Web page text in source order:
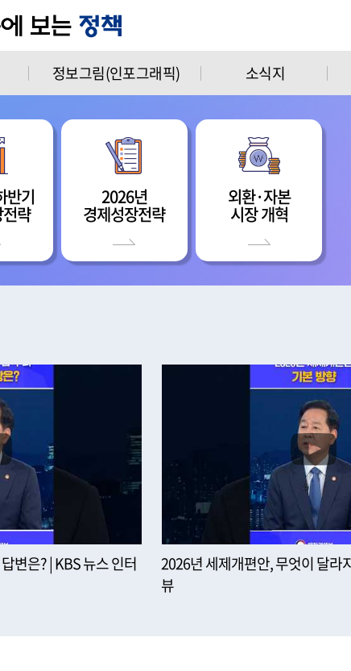
정보그림(인포그래픽) 소식지
반기
략
2026년
경제성장전략
외환·자본
시장 개혁
변은? | KBS 뉴스 인터
2026년 세제개편안, 무엇이 달라
뷰